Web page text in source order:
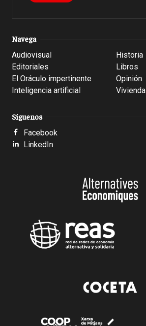
Navega
Audiovisual
Editoriales
El Oráculo impertinente
Inteligencia artificial
Historia
Libros
Opinión
Vivienda
Síguenos
Facebook
LinkedIn